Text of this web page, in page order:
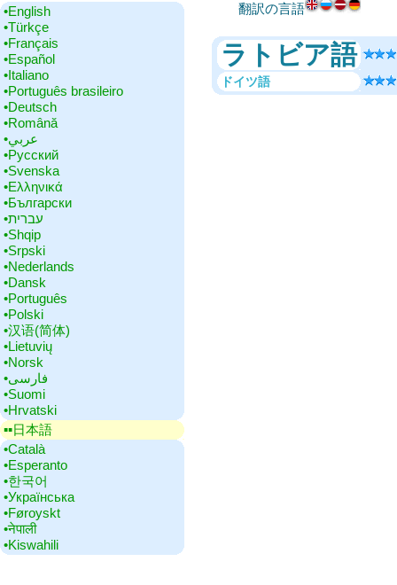
•‎English
•‎Türkçe
•‎Français
•‎Español
•‎Italiano
•‎Português brasileiro
•‎Deutsch
•‎Română
•‎عربي
•‎Русский
•‎Svenska
•‎Ελληνικά
•‎Български
•‎עברית
•‎Shqip
•‎Srpski
•‎Nederlands
•‎Dansk
•‎Português
•‎Polski
•‎汉语(简体)
•‎Lietuvių
•‎Norsk
•‎فارسی
•‎Suomi
•‎Hrvatski
▪▪‎日本語
•‎Català
•‎Esperanto
•‎한국어
•‎Українська
•‎Føroyskt
•‎नेपाली
•‎Kiswahili
翻訳の言語
ラトビア語
ドイツ語